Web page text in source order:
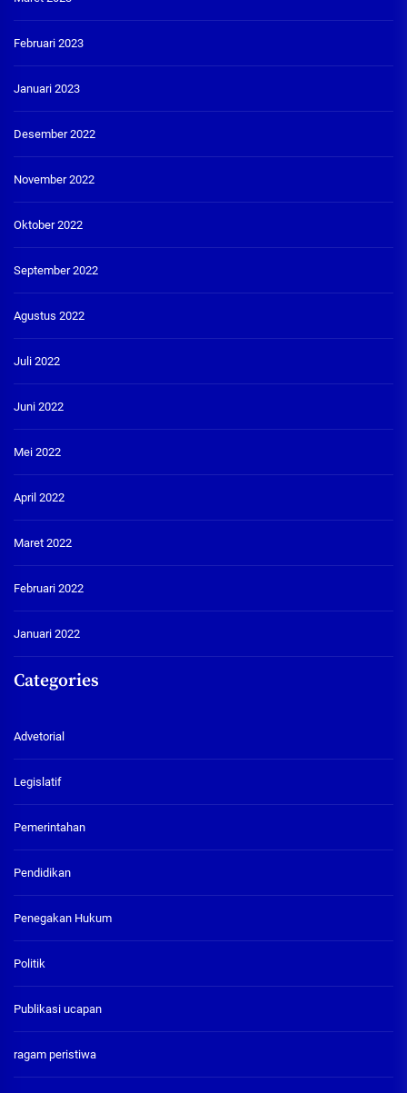
Februari 2023
Januari 2023
Desember 2022
November 2022
Oktober 2022
September 2022
Agustus 2022
Juli 2022
Juni 2022
Mei 2022
April 2022
Maret 2022
Februari 2022
Januari 2022
Categories
Advetorial
Legislatif
Pemerintahan
Pendidikan
Penegakan Hukum
Politik
Publikasi ucapan
ragam peristiwa